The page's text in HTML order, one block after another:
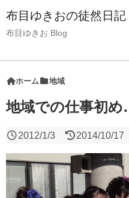
布目ゆきおの徒然日記
布目ゆきお Blog
ホーム 地域
地域での仕事初
2012/1/3 2014/10/17